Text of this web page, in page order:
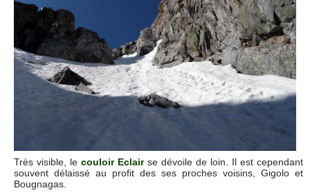
Très visible, le couloir Eclairse dévoile de loin. Il est cependant
souvent délaissé au profit des ses proches voisins, Gigolo et
Bougnagas.